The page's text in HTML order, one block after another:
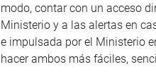
modo, contar con un acceso
Ministerio y a las alertas en
e impulsada por el Ministerio
hacer ambos más fáciles,